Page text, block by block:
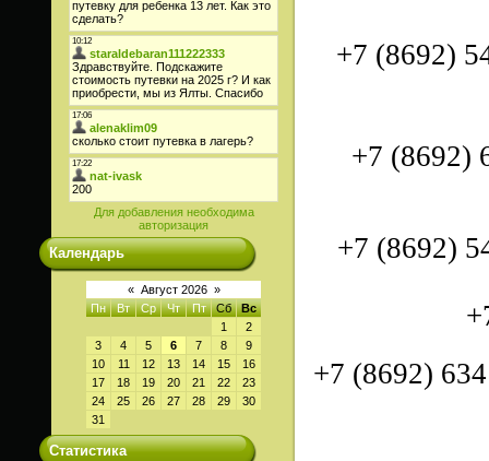
Для добавления необходима
авторизация
Календарь
« Август 2026 »
Пн
Вт Ср Чт Пт Сб
Вс
1
2
3
4 5 6 7 8
9
10
11 12 13 14 15
16
17
18 19 20 21 22
23
24
25 26 27 28 29
30
31
Статистика
+7 (8692)
+7 (8692)
+7 (8692)
+7 (8692)